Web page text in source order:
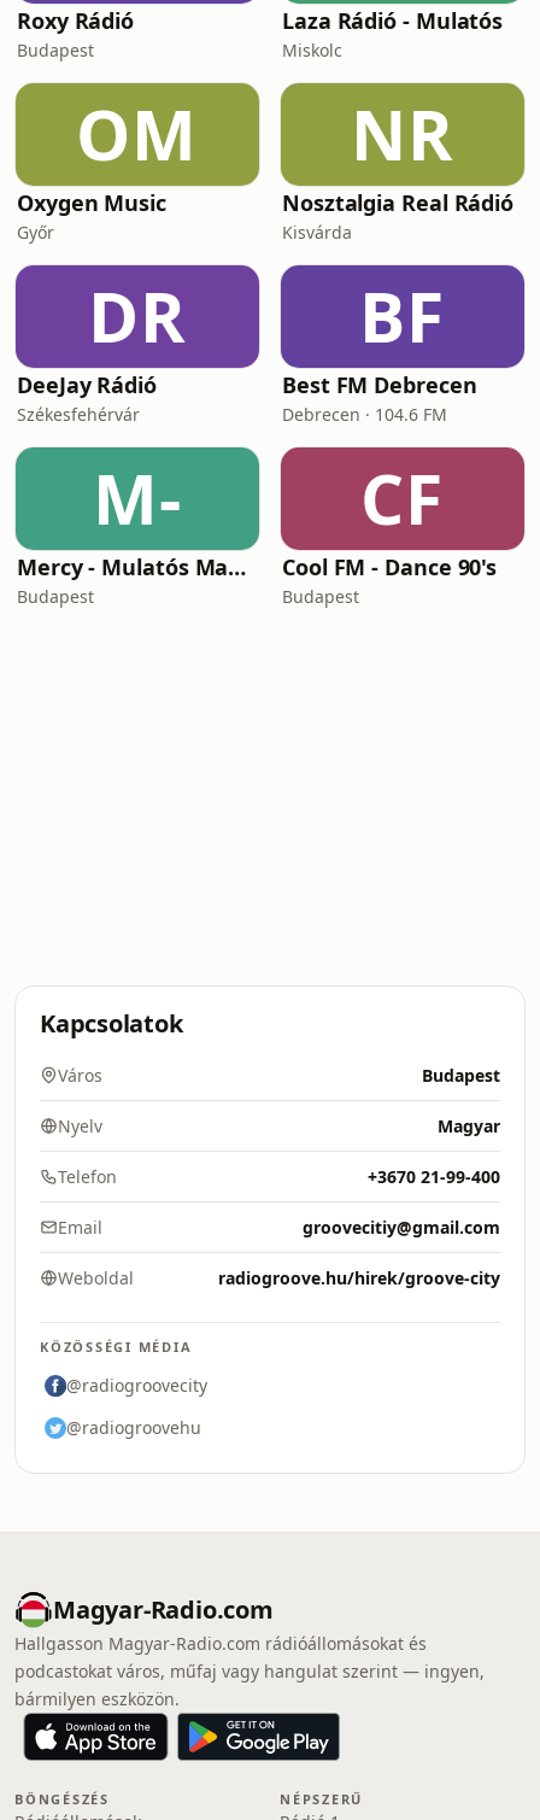
Roxy Rádió
Budapest
Laza Rádió - Mulatós
Miskolc
OM
Oxygen Music
Győr
NR
Nosztalgia Real Rádió
Kisvárda
DR
DeeJay Rádió
Székesfehérvár
BF
Best FM Debrecen
Debrecen · 104.6 FM
M-
Mercy - Mulatós Magyar Rádió
Budapest
CF
Cool FM - Dance 90's
Budapest
Kapcsolatok
Város Budapest
Nyelv Magyar
Telefon +3670 21-99-400
Email groovecitiy@gmail.com
Weboldal radiogroove.hu/hirek/groove-city
KÖZÖSSÉGI MÉDIA
@radiogroovecity
@radiogroovehu
Magyar-Radio.com
Hallgasson Magyar-Radio.com rádióállomásokat és
podcastokat város, műfaj vagy hangulat szerint — ingyen,
bármilyen eszközön.
BÖNGÉSZÉS NÉPSZERŰ